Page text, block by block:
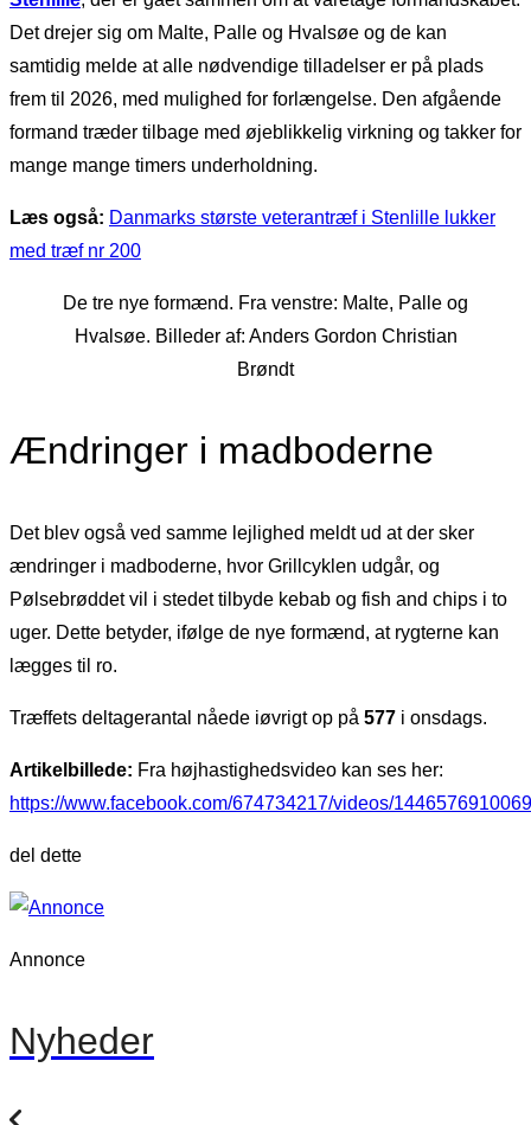
Det drejer sig om Malte, Palle og Hvalsøe og de kan
samtidig melde at alle nødvendige tilladelser er på plads
frem til 2026, med mulighed for forlængelse. Den afgående
formand træder tilbage med øjeblikkelig virkning og takker for
mange mange timers underholdning.
Læs også: Danmarks største veterantræf i Stenlille lukker
med træf nr 200
De tre nye formænd. Fra venstre: Malte, Palle og
Hvalsøe. Billeder af: Anders Gordon Christian
Brøndt
Ændringer i madboderne
Det blev også ved samme lejlighed meldt ud at der sker
ændringer i madboderne, hvor Grillcyklen udgår, og
Pølsebrøddet vil i stedet tilbyde kebab og fish and chips i to
uger. Dette betyder, ifølge de nye formænd, at rygterne kan
lægges til ro.
Træffets deltagerantal nåede iøvrigt op på 577 i onsdags.
Artikelbillede: Fra højhastighedsvideo kan ses her:
https://www.facebook.com/674734217/videos/
del dette
Annonce
Nyheder